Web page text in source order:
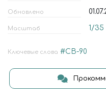
Обновлено
Масштаб 1/35
Ключевые слова #CB-90